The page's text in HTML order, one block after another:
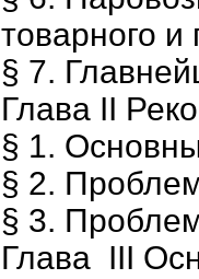
товарного и
§ 7.
Глава II
§ 1.
§ 2.
§ 3.
Глава III